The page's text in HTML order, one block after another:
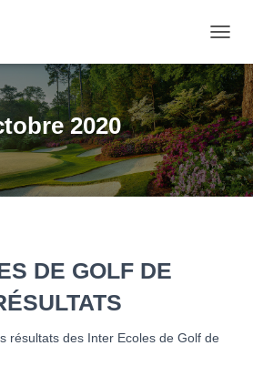
2020
DE GOLF DE
résultats des Inter Ecoles de Golf de